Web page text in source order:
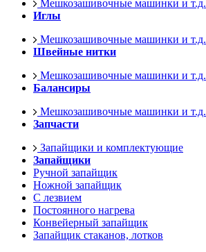
Мешкозашивочные машинки и т.д.
Иглы
Мешкозашивочные машинки и т.д.
Швейные нитки
Мешкозашивочные машинки и т.д.
Балансиры
Мешкозашивочные машинки и т.д.
Запчасти
Запайщики и комплектующие
Запайщики
Ручной запайщик
Ножной запайщик
С лезвием
Постоянного нагрева
Конвейерный запайщик
Запайщик стаканов, лотков